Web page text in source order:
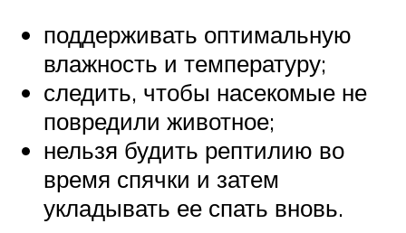
поддерживать оптимальную
влажность и температуру;
следить, чтобы насекомые не
повредили животное;
нельзя будить рептилию во
время спячки и затем
укладывать ее спать вновь.